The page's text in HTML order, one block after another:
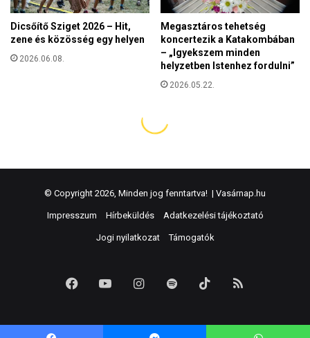
© Copyright 2026, Minden jog fenntartva! | Vasárnap.hu
Impresszum Hírbeküldés Adatkezelési tájékoztató
Jogi nyilatkozat Támogatók
FacebookYouTubeInstagram
Spotify TikTok